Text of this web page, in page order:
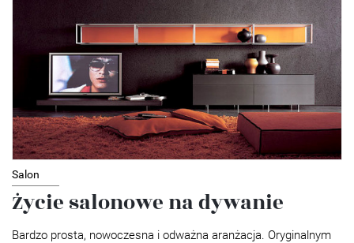
Salon
Życie salonowe na dywanie
Bardzo prosta, nowoczesna i odważna aranżacja. Oryginalnym